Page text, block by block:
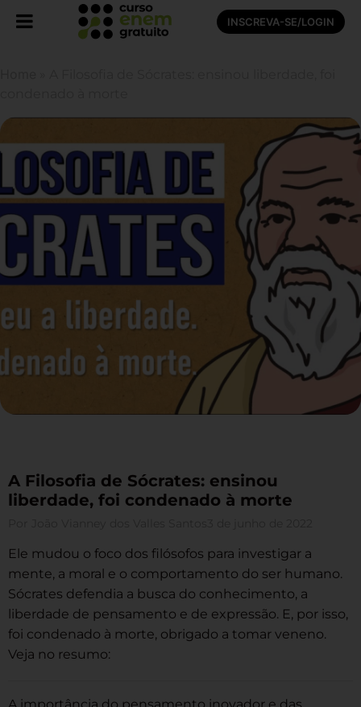
INSCREVA-SE/LOGIN
A Filosofia de Sócrates: ensinou
liberdade, foi condenado à morte
Ele mudou o foco dos filósofos para investigar a
mente, a moral e o comportamento do ser humano.
Sócrates defendia a busca do conhecimento, a
liberdade de pensamento e de expressão. E, por isso,
foi condenado à morte, obrigado a tomar veneno.
Veja no resumo: